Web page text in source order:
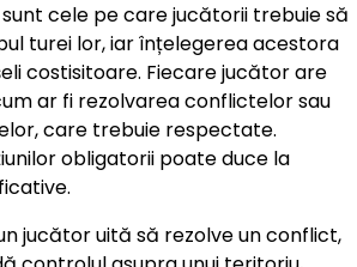
cele pe care jucătorii trebuie să
turei lor, iar înțelegerea acestora
costisitoare. Fiecare jucător are
ar fi rezolvarea conflictelor sau
care trebuie respectate.
obligatorii poate duce la
jucător uită să rezolve un conflict,